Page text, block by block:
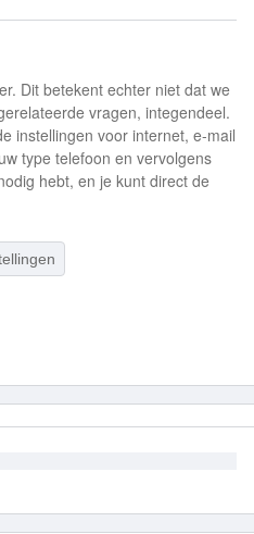
Dit betekent echter niet dat we
vragen, integendeel.
instellingen voor internet, e-mail
type telefoon en vervolgens
hebt, en je kunt direct de